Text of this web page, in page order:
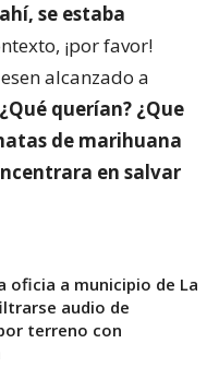
se estaba
¡por favor!
alcanzado a
¿Qué querían? ¿Que
de marihuana
en salvar
oficia a municipio de La
audio de
terreno con